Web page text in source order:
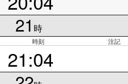
21 時
時刻 注記
21:04